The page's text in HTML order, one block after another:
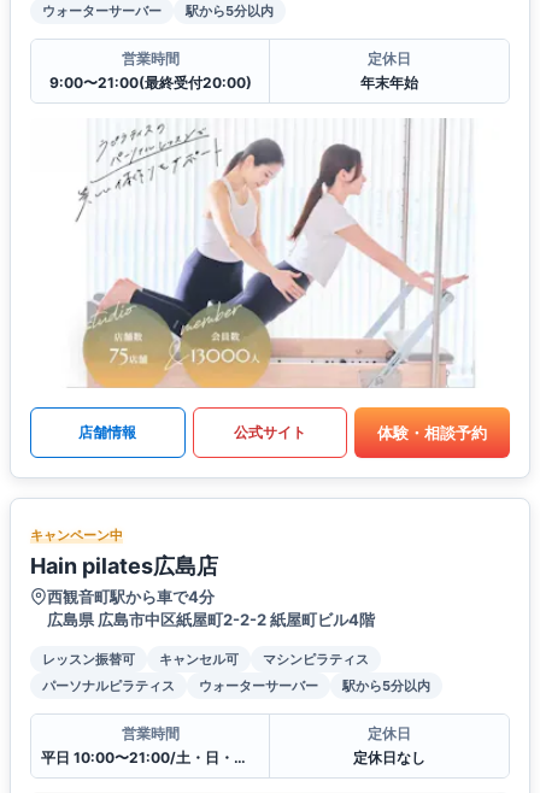
ウォーターサーバー
駅から5分以内
営業時間
9:00〜21:00(最終受付20:00)
定休日
年末年始
店舗情報 公式サイト 体験・相談予約
キャンペーン中
Hain pilates広島店
西観音町駅から車で4分
広島県 広島市中区紙屋町2-2-2 紙屋町ビル4階
レッスン振替可 キャンセル可
マシンピラティス
パーソナルピラティス
ウォーターサーバー 駅から5分以内
営業時間
平日 10:00〜21:00/土・日・祝10:00〜19:00
定休日
定休日なし